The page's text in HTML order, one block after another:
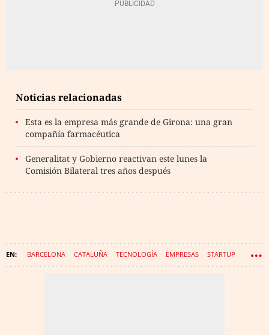
Noticias relacionadas
Esta es la empresa más grande de Girona: una gran
compañía farmacéutica
Generalitat y Gobierno reactivan este lunes la
Comisión Bilateral tres años después
BARCELONA CATALUÑA TECNOLOGÍA EMPRESAS STARTUP